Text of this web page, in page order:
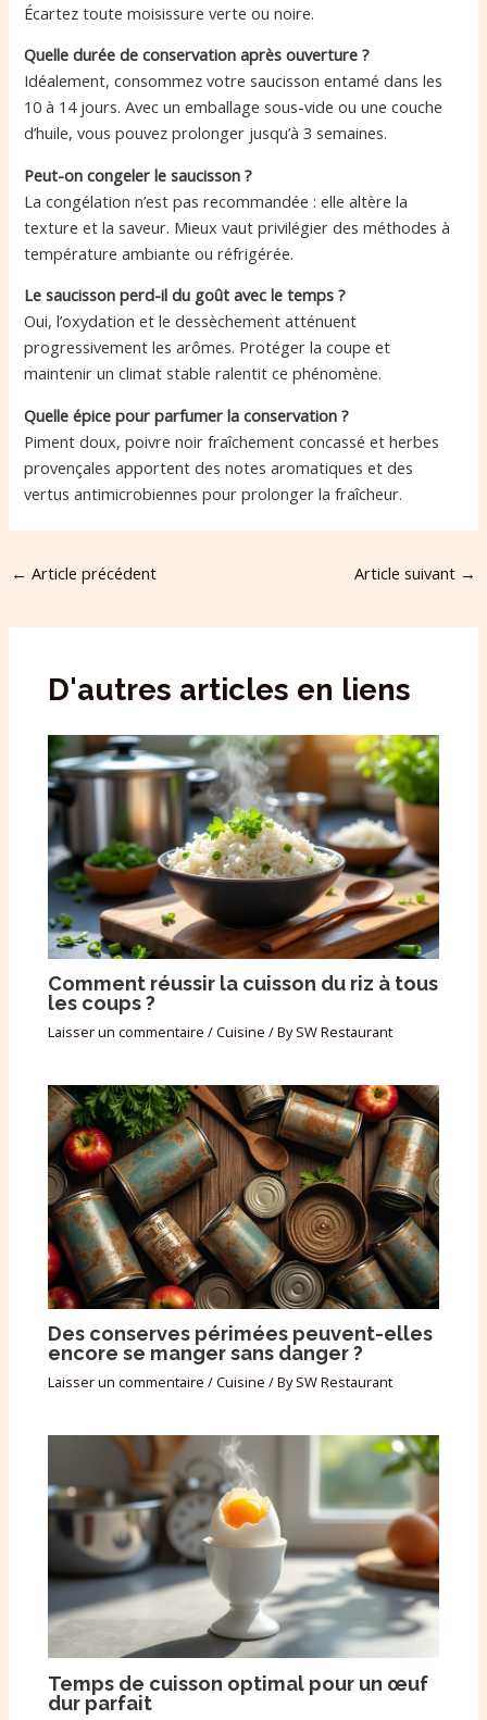
Écartez toute moisissure verte ou noire.
Quelle durée de conservation après ouverture ?
Idéalement, consommez votre saucisson entamé dans les
10 à 14 jours. Avec un emballage sous-vide ou une couche
d’huile, vous pouvez prolonger jusqu’à 3 semaines.
Peut-on congeler le saucisson ?
La congélation n’est pas recommandée : elle altère la
texture et la saveur. Mieux vaut privilégier des méthodes à
température ambiante ou réfrigérée.
Le saucisson perd-il du goût avec le temps ?
Oui, l’oxydation et le dessèchement atténuent
progressivement les arômes. Protéger la coupe et
maintenir un climat stable ralentit ce phénomène.
Quelle épice pour parfumer la conservation ?
Piment doux, poivre noir fraîchement concassé et herbes
provençales apportent des notes aromatiques et des
vertus antimicrobiennes pour prolonger la fraîcheur.
← Article précédent Article suivant →
D'autres articles en liens
Comment réussir la cuisson du riz à tous
les coups ?
Laisser un commentaire /Cuisine / BySW Restaurant
Des conserves périmées peuvent-elles
encore se manger sans danger ?
Laisser un commentaire /Cuisine / BySW Restaurant
Temps de cuisson optimal pour un œuf
dur parfait